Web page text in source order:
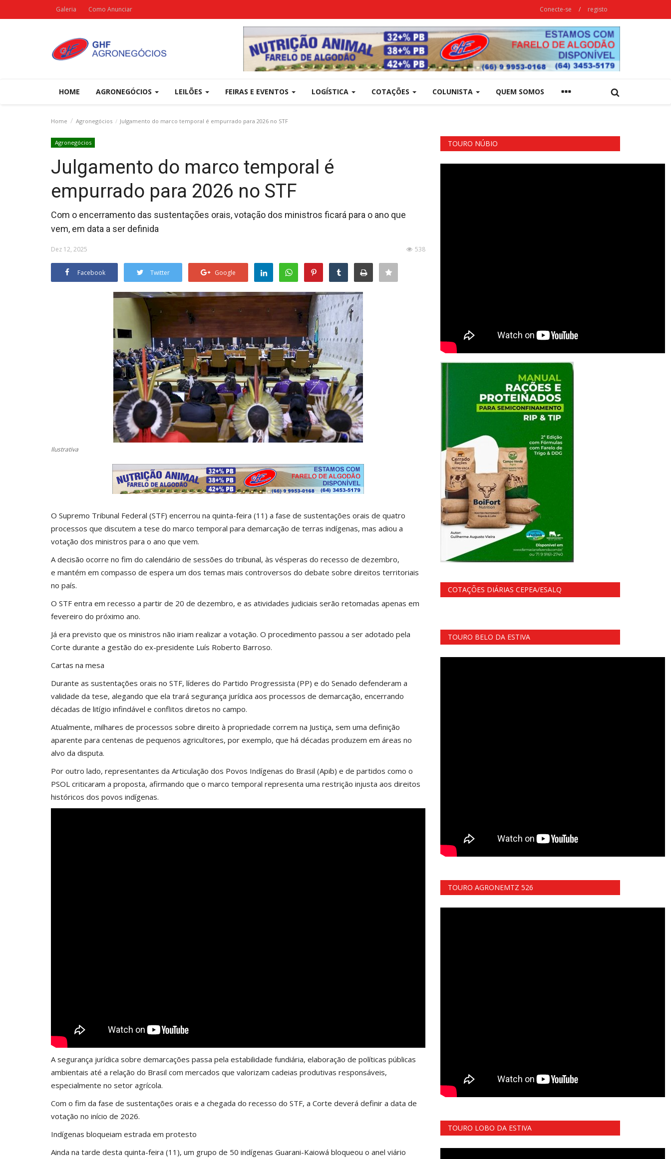
Galeria Como Anunciar Conecte-se / registo
HOME AGRONEGÓCIOS LEILÕES FEIRAS E EVENTOS LOGÍSTICA COTAÇÕES COLUNISTA QUEM SOMOS
Home Agronegócios Julgamento do marco temporal é empurrado para 2026 no STF
Agronegócios
Julgamento do marco temporal é
empurrado para 2026 no STF
Com o encerramento das sustentações orais, votação dos ministros ficará para o ano que
vem, em data a ser definida
Dez 12, 2025 538
Facebook Twitter Google
Ilustrativa
O Supremo Tribunal Federal (STF) encerrou na quinta-feira (11) a fase de sustentações orais de quatro
processos que discutem a tese do marco temporal para demarcação de terras indígenas, mas adiou a
votação dos ministros para o ano que vem.
A decisão ocorre no fim do calendário de sessões do tribunal, às vésperas do recesso de dezembro,
e mantém em compasso de espera um dos temas mais controversos do debate sobre direitos territoriais
no país.
O STF entra em recesso a partir de 20 de dezembro, e as atividades judiciais serão retomadas apenas em
fevereiro do próximo ano.
Já era previsto que os ministros não iriam realizar a votação. O procedimento passou a ser adotado pela
Corte durante a gestão do ex-presidente Luís Roberto Barroso.
Cartas na mesa
Durante as sustentações orais no STF, líderes do Partido Progressista (PP) e do Senado defenderam a
validade da tese, alegando que ela trará segurança jurídica aos processos de demarcação, encerrando
décadas de litígio infindável e conflitos diretos no campo.
Atualmente, milhares de processos sobre direito à propriedade correm na Justiça, sem uma definição
aparente para centenas de pequenos agricultores, por exemplo, que há décadas produzem em áreas no
alvo da disputa.
Por outro lado, representantes da Articulação dos Povos Indígenas do Brasil (Apib) e de partidos como o
PSOL criticaram a proposta, afirmando que o marco temporal representa uma restrição injusta aos direitos
históricos dos povos indígenas.
A segurança jurídica sobre demarcações passa pela estabilidade fundiária, elaboração de políticas públicas
ambientais até a relação do Brasil com mercados que valorizam cadeias produtivas responsáveis,
especialmente no setor agrícola.
Com o fim da fase de sustentações orais e a chegada do recesso do STF, a Corte deverá definir a data de
votação no início de 2026.
Indígenas bloqueiam estrada em protesto
Ainda na tarde desta quinta-feira (11), um grupo de 50 indígenas Guarani-Kaiowá bloqueou o anel viário
TOURO NÚBIO
COTAÇÕES DIÁRIAS CEPEA/ESALQ
TOURO BELO DA ESTIVA
TOURO AGRONEMTZ 526
TOURO LOBO DA ESTIVA